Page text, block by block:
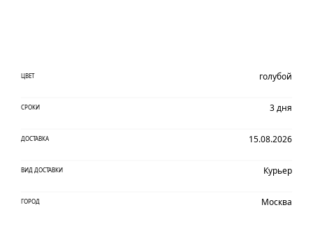
ЦВЕТ голубой
СРОКИ 3 дня
ДОСТАВКА 15.08.2026
ВИД ДОСТАВКИ Курьер
ГОРОД Москва